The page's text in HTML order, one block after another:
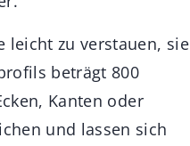
leicht zu verstauen, sie
beträgt 800
Kanten oder
und lassen sich